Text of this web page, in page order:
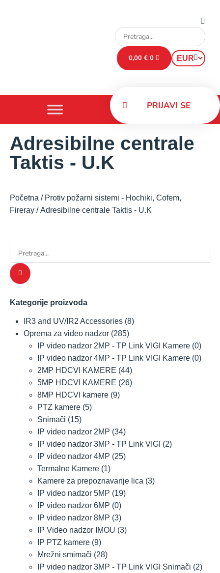
0,00 € 0
PRIJAVI SE
Adresibilne centrale
Taktis - U.K
Početna / Protiv požarni sistemi - Hochiki, Cofem,
Fireray / Adresibilne centrale Taktis - U.K
Kategorije proizvoda
IR3 and UV/IR2 Accessories (8)
Oprema za video nadzor (285)
IP video nadzor 2MP - TP Link VIGI Kamere (0)
IP video nadzor 4MP - TP Link VIGI Kamere (0)
2MP HDCVI KAMERE (44)
5MP HDCVI KAMERE (26)
8MP HDCVI kamere (9)
PTZ kamere (5)
Snimači (15)
IP video nadzor 2MP (34)
IP video nadzor 3MP - TP Link VIGI (2)
IP video nadzor 4MP (25)
Termalne Kamere (1)
Kamere za prepoznavanje lica (3)
IP video nadzor 5MP (19)
IP video nadzor 6MP (0)
IP video nadzor 8MP (3)
IP Video nadzor IMOU (3)
IP PTZ kamere (9)
Mrežni smimači (28)
IP video nadzor 3MP - TP Link VIGI Snimači (2)